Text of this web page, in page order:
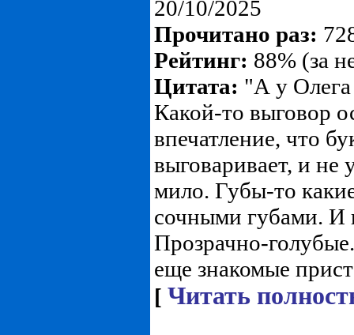
20/10/2025
Прочитано раз:
Рейтинг: 88% (за
Цитата: "А у
Какой-то выговор
впечатление, что
выговаривает, и
мило. Губы-то
сочными губами. И
Прозрачно-
еще знакомые
[ Читать